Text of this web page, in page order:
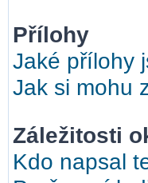
Přílohy
Jaké přílohy
Jak si mohu
Záležitosti
Kdo napsal